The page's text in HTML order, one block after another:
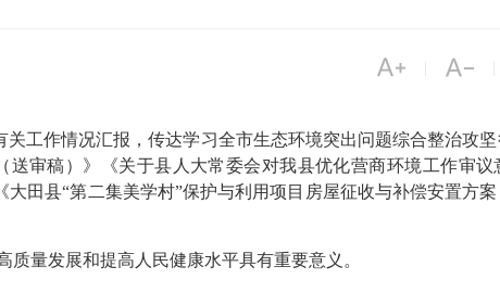
 
作情况汇报，传达学习全市生态环境突出问题综合整治攻坚
审稿）》《关于县人大常委会对我县优化营商环境工作审
田县“第二集美学村”保护与利用项目房屋征收与补偿安置方
量发展和提高人民健康水平具有重要意义。